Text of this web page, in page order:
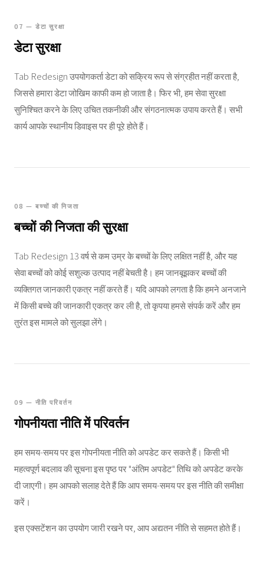
07 — डेटा सुरक्षा
डेटा सुरक्षा
Tab Redesign उपयोगकर्ता डेटा को सक्रिय रूप से संग्रहीत नहीं करता है,
जिससे हमारा डेटा जोखिम काफी कम हो जाता है। फिर भी, हम सेवा सुरक्षा
सुनिश्चित करने के लिए उचित तकनीकी और संगठनात्मक उपाय करते हैं। सभी
कार्य आपके स्थानीय डिवाइस पर ही पूरे होते हैं।
08 — बच्चों की निजता
बच्चों की निजता की सुरक्षा
Tab Redesign 13 वर्ष से कम उम्र के बच्चों के लिए लक्षित नहीं है, और यह
सेवा बच्चों को कोई सशुल्क उत्पाद नहीं बेचती है। हम जानबूझकर बच्चों की
व्यक्तिगत जानकारी एकत्र नहीं करते हैं। यदि आपको लगता है कि हमने अनजाने
में किसी बच्चे की जानकारी एकत्र कर ली है, तो कृपया हमसे संपर्क करें और हम
तुरंत इस मामले को सुलझा लेंगे।
09 — नीति परिवर्तन
गोपनीयता नीति में परिवर्तन
हम समय-समय पर इस गोपनीयता नीति को अपडेट कर सकते हैं। किसी भी
महत्वपूर्ण बदलाव की सूचना इस पृष्ठ पर "अंतिम अपडेट" तिथि को अपडेट करके
दी जाएगी। हम आपको सलाह देते हैं कि आप समय-समय पर इस नीति की समीक्षा
करें।
इस एक्सटेंशन का उपयोग जारी रखने पर, आप अद्यतन नीति से सहमत होते हैं।